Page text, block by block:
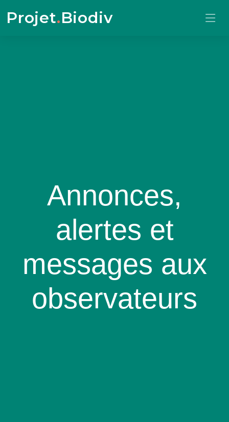
Projet.Biodiv
Annonces,
alertes et
messages aux
observateurs